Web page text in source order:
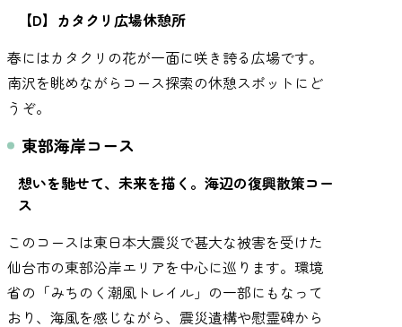
【D】カタクリ広場休憩所
春にはカタクリの花が一面に咲き誇る広場です。
南沢を眺めながらコース探索の休憩スポットにど
うぞ。
東部海岸コース
想いを馳せて、未来を描く。海辺の復興散策コー
ス
このコースは東日本大震災で甚大な被害を受けた
仙台市の東部沿岸エリアを中心に巡ります。環境
省の「みちのく潮風トレイル」の一部にもなって
おり、海風を感じながら、震災遺構や慰霊碑から